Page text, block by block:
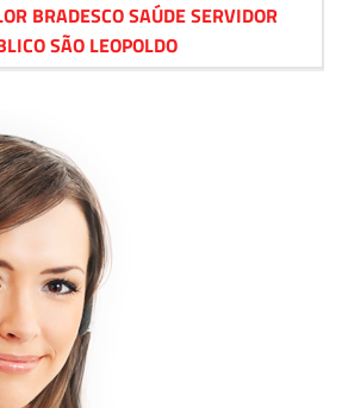
BRADESCO SAÚDE SERVIDOR
SÃO LEOPOLDO